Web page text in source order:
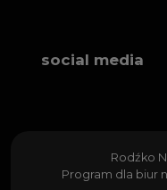
social media
Rodźko
Program dla biur